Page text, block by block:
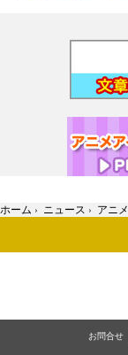
ホーム › ニュース › アニメ
お問合せ